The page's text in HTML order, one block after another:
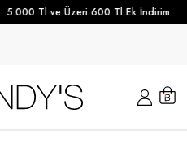
5.000 Tl ve Üzeri 600 Tl Ek İndirim